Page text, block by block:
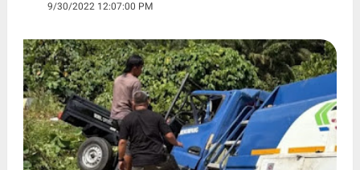
9/30/2022 12:07:00 PM